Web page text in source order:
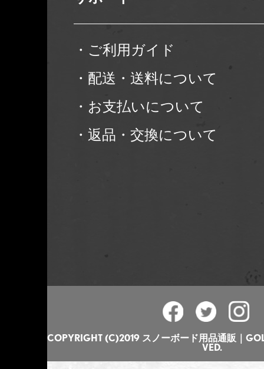
・ご利用ガイド
・配送・送料について
・お支払いについて
・返品・交換について
COPYRIGHT (C)2019 スノーボード用品通販｜
VED.